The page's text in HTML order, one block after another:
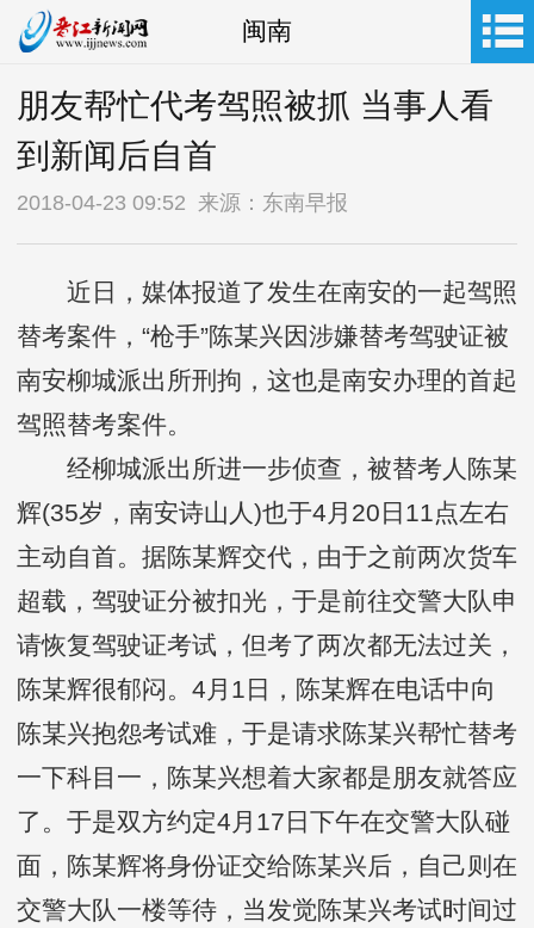
闽南
朋友帮忙代考驾照被抓 当事人看
到新闻后自首
2018-04-23 09:52 来源：东南早报
近日，媒体报道了发生在南安的一起驾照
替考案件，“枪手”陈某兴因涉嫌替考驾驶证被
南安柳城派出所刑拘，这也是南安办理的首起
驾照替考案件。
经柳城派出所进一步侦查，被替考人陈某
辉(35岁，南安诗山人)也于4月20日11点左右
主动自首。据陈某辉交代，由于之前两次货车
超载，驾驶证分被扣光，于是前往交警大队申
请恢复驾驶证考试，但考了两次都无法过关，
陈某辉很郁闷。4月1日，陈某辉在电话中向
陈某兴抱怨考试难，于是请求陈某兴帮忙替考
一下科目一，陈某兴想着大家都是朋友就答应
了。于是双方约定4月17日下午在交警大队碰
面，陈某辉将身份证交给陈某兴后，自己则在
交警大队一楼等待，当发觉陈某兴考试时间过